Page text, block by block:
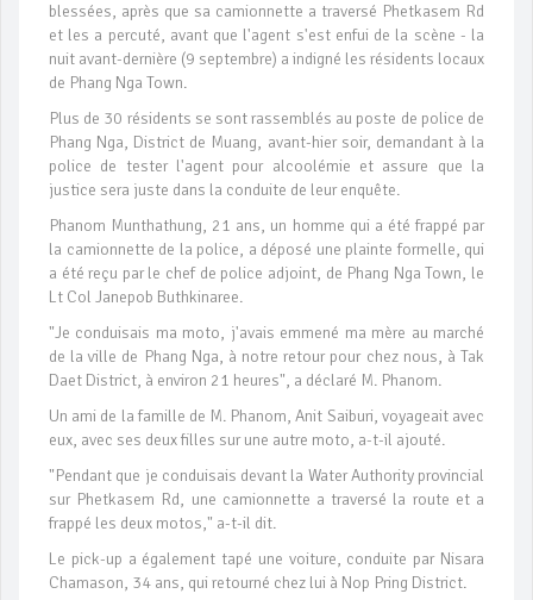
blessées, après que sa camionnette a traversé Phetkasem Rd
et les a percuté, avant que l'agent s'est enfui de la scène - la
nuit avant-dernière (9 septembre) a indigné les résidents locaux
de Phang Nga Town.
Plus de 30 résidents se sont rassemblés au poste de police de
Phang Nga, District de Muang, avant-hier soir, demandant à la
police de tester l'agent pour alcoolémie et assure que la
justice sera juste dans la conduite de leur enquête.
Phanom Munthathung, 21 ans, un homme qui a été frappé par
la camionnette de la police, a déposé une plainte formelle, qui
a été reçu par le chef de police adjoint, de Phang Nga Town, le
Lt Col Janepob Buthkinaree.
"Je conduisais ma moto, j'avais emmené ma mère au marché
de la ville de Phang Nga, à notre retour pour chez nous, à Tak
Daet District, à environ 21 heures", a déclaré M. Phanom.
Un ami de la famille de M. Phanom, Anit Saiburi, voyageait avec
eux, avec ses deux filles sur une autre moto, a-t-il ajouté.
"Pendant que je conduisais devant la Water Authority provincial
sur Phetkasem Rd, une camionnette a traversé la route et a
frappé les deux motos," a-t-il dit.
Le pick-up a également tapé une voiture, conduite par Nisara
Chamason, 34 ans, qui retourné chez lui à Nop Pring District.